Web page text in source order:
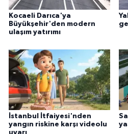
Kocaeli Darıca'ya
Büyükşehir'den modern
ulaşım yatırımı
İstanbul İtfaiyesi'nden
yangın riskine karşı videolu
uyarı